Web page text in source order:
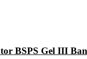
BSPS Gel III